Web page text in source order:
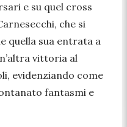
e su quel cross
che si
quella sua entrata a
vittoria al
evidenziando come
fantasmi e